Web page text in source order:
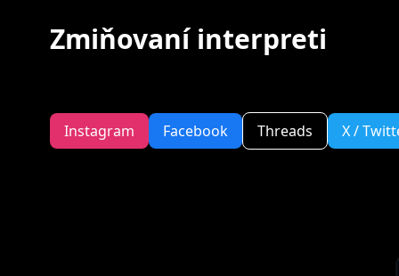
Zmiňovaní interpreti
Instagram Facebook Threads X /